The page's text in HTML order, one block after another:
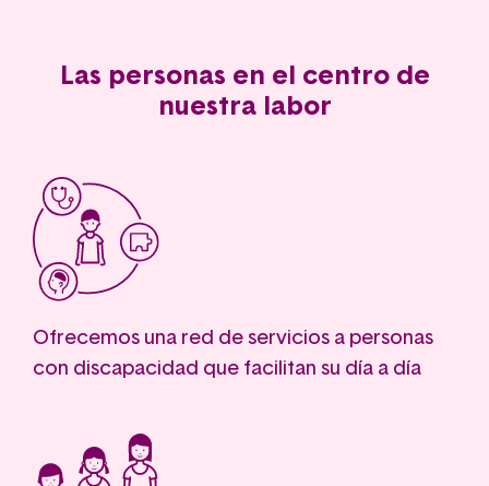
Las personas en el centro de
nuestra labor
Ofrecemos una red de servicios a personas
con discapacidad que facilitan su día a día